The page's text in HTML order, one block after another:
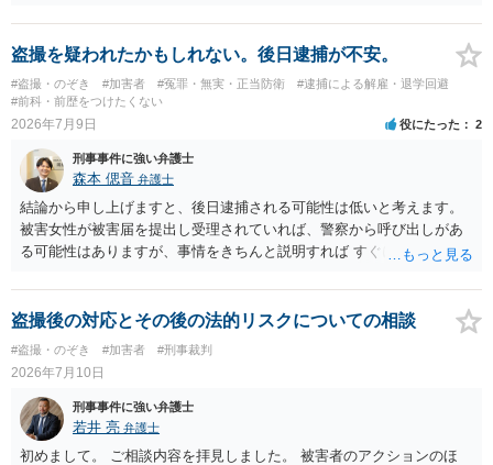
盗撮を疑われたかもしれない。後日逮捕が不安。
#盗撮・のぞき #加害者 #冤罪・無実・正当防衛
#逮捕による解雇・退学回避
#前科・前歴をつけたくない
2026年7月9日 役にたった 2
刑事事件に強い弁護士
森本 偲音 弁護士
結論から申し上げますと、後日逮捕される可能性は低いと考えます。
被害女性が被害届を提出し受理されていれば、警察から呼び出しがあ
る可能性はありますが、事情をきちんと説明すれば すぐに逮捕される
の画像が盗撮した画像等であれば別途問題となる可能性はあります
が、被害者が特定できない以上、 立件することは難しく、厳重注意で
盗撮後の対応とその後の法的リスクについての相談
#盗撮・のぞき #加害者 #刑事裁判
2026年7月10日
刑事事件に強い弁護士
若井 亮 弁護士
初めまして。 ご相談内容を拝見しました。 被害者のアクションのほ